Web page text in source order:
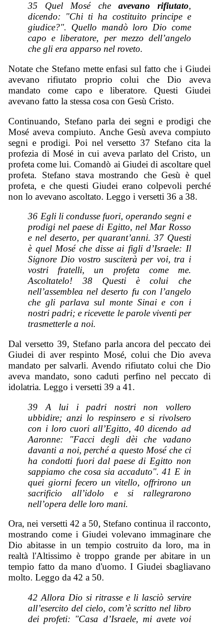
35 Quel Mosé che avevano rifiutato,
dicendo: "Chi ti ha costituito principe e
giudice?". Quello mandò loro Dio come
capo e liberatore, per mezzo dell’angelo
che gli era apparso nel roveto.
Notate che Stefano mette enfasi sul fatto che i Giudei
avevano rifiutato proprio colui che Dio aveva
mandato come capo e liberatore. Questi Giudei
avevano fatto la stessa cosa con Gesù Cristo.
Continuando, Stefano parla dei segni e prodigi che
Mosé aveva compiuto. Anche Gesù aveva compiuto
segni e prodigi. Poi nel versetto 37 Stefano cita la
profezia di Mosé in cui aveva parlato del Cristo, un
profeta come lui. Comandò ai Giudei di ascoltare quel
profeta. Stefano stava mostrando che Gesù è quel
profeta, e che questi Giudei erano colpevoli perché
non lo avevano ascoltato. Leggo i versetti 36 a 38.
36 Egli li condusse fuori, operando segni e
prodigi nel paese di Egitto, nel Mar Rosso
e nel deserto, per quarant’anni. 37 Questi
è quel Mosé che disse ai figli d’Israele: Il
Signore Dio vostro susciterà per voi, tra i
vostri fratelli, un profeta come me.
Ascoltatelo! 38 Questi è colui che
nell’assemblea nel deserto fu con l’angelo
che gli parlava sul monte Sinai e con i
nostri padri; e ricevette le parole viventi per
trasmetterle a noi.
Dal versetto 39, Stefano parla ancora del peccato dei
Giudei di aver respinto Mosé, colui che Dio aveva
mandato per salvarli. Avendo rifiutato colui che Dio
aveva mandato, sono caduti perfino nel peccato di
idolatria. Leggo i versetti 39 a 41.
39 A lui i padri nostri non vollero
ubbidire; anzi lo respinsero e si rivolsero
con i loro cuori all’Egitto, 40 dicendo ad
Aaronne: "Facci degli dèi che vadano
davanti a noi, perché a questo Mosé che ci
ha condotti fuori dal paese di Egitto non
sappiamo che cosa sia accaduto". 41 E in
quei giorni fecero un vitello, offrirono un
sacrificio all’idolo e si rallegrarono
nell’opera delle loro mani.
Ora, nei versetti 42 a 50, Stefano continua il racconto,
mostrando come i Giudei volevano immaginare che
Dio abitasse in un tempio costruito da loro, ma in
realtà l'Altissimo è troppo grande per abitare in un
tempio fatto da mano d'uomo. I Giudei sbagliavano
molto. Leggo da 42 a 50.
42 Allora Dio si ritrasse e li lasciò servire
all’esercito del cielo, com’è scritto nel libro
dei profeti: "Casa d’Israele, mi avete voi